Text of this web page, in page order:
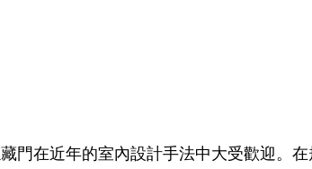
在近年的室內設計手法中大受歡迎。在